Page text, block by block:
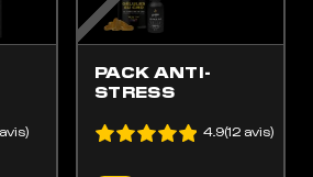
PACK ANTI-
STRESS
4.9(12 avis)